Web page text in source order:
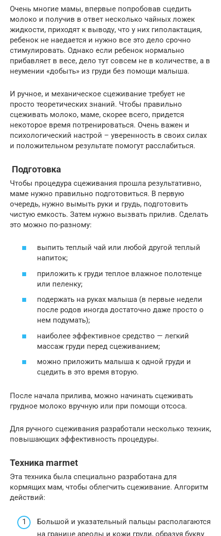
Очень многие мамы, впервые попробовав сцедить
молоко и получив в ответ несколько чайных ложек
жидкости, приходят к выводу, что у них гиполактация,
ребенок не наедается и нужно все это дело срочно
стимулировать. Однако если ребенок нормально
прибавляет в весе, дело тут совсем не в количестве, а в
неумении «добыть» из груди без помощи малыша.
И ручное, и механическое сцеживание требует не
просто теоретических знаний. Чтобы правильно
сцеживать молоко, маме, скорее всего, придется
некоторое время потренироваться. Очень важен и
психологический настрой – уверенность в своих силах
и положительном результате помогут расслабиться.
Подготовка
Чтобы процедура сцеживания прошла результативно,
маме нужно правильно подготовиться. В первую
очередь, нужно вымыть руки и грудь, подготовить
чистую емкость. Затем нужно вызвать прилив. Сделать
это можно по-разному:
выпить теплый чай или любой другой теплый
напиток;
приложить к груди теплое влажное полотенце
или пеленку;
подержать на руках малыша (в первые недели
после родов иногда достаточно даже просто о
нем подумать);
наиболее эффективное средство — легкий
массаж груди перед сцеживанием;
можно приложить малыша к одной груди и
сцедить в это время вторую.
После начала прилива, можно начинать сцеживать
грудное молоко вручную или при помощи отсоса.
Для ручного сцеживания разработали несколько техник,
повышающих эффективность процедуры.
Техника marmet
Эта техника была специально разработана для
кормящих мам, чтобы облегчить сцеживание. Алгоритм
действий:
Большой и указательный пальцы располагаются
на границе ареолы и кожи груди, образуя букву